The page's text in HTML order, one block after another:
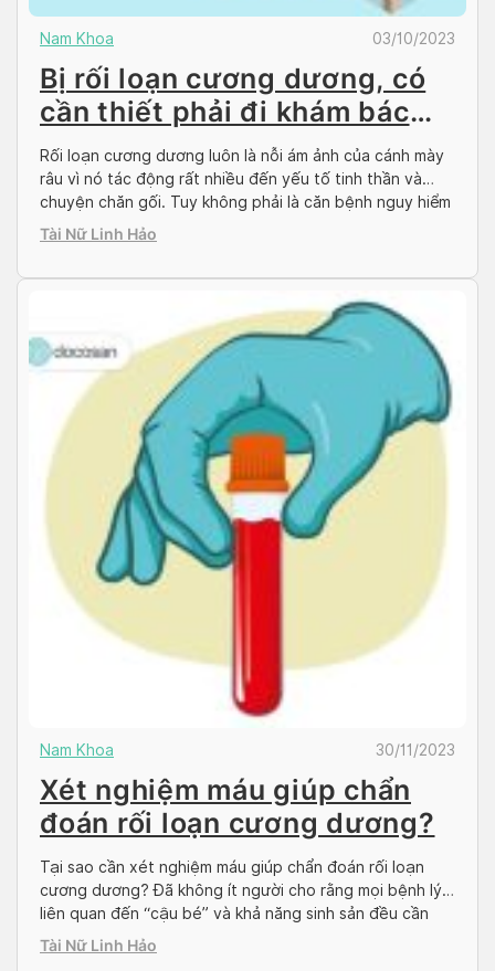
Nam Khoa 03/10/2023
Bị rối loạn cương dương, có
cần thiết phải đi khám bác
sĩ?
Rối loạn cương dương luôn là nỗi ám ảnh của cánh mày
râu vì nó tác động rất nhiều đến yếu tố tinh thần và
chuyện chăn gối. Tuy không phải là căn bệnh nguy hiểm
có khả năng đe dọa đến tính mạng nhưng quý ông cần
Tài Nữ Linh Hảo
Nam Khoa 30/11/2023
Xét nghiệm máu giúp chẩn
đoán rối loạn cương dương?
Tại sao cần xét nghiệm máu giúp chẩn đoán rối loạn
cương dương? Đã không ít người cho rằng mọi bệnh lý
liên quan đến “cậu bé” và khả năng sinh sản đều cần
xét nghiệm tinh dịch đồ thay vì xét nghiệm máu. Tuy
Tài Nữ Linh Hảo